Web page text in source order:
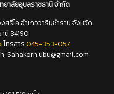
าลัยอุบลราชธานีจำกัด
รีไค อำเภอวารินชำราบ จังหวัด
นี 34190
โทรสาร045-353-057
Sahakorn.ubu@gmail.com